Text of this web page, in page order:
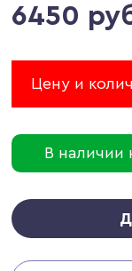
6450
Цену и
В наличии